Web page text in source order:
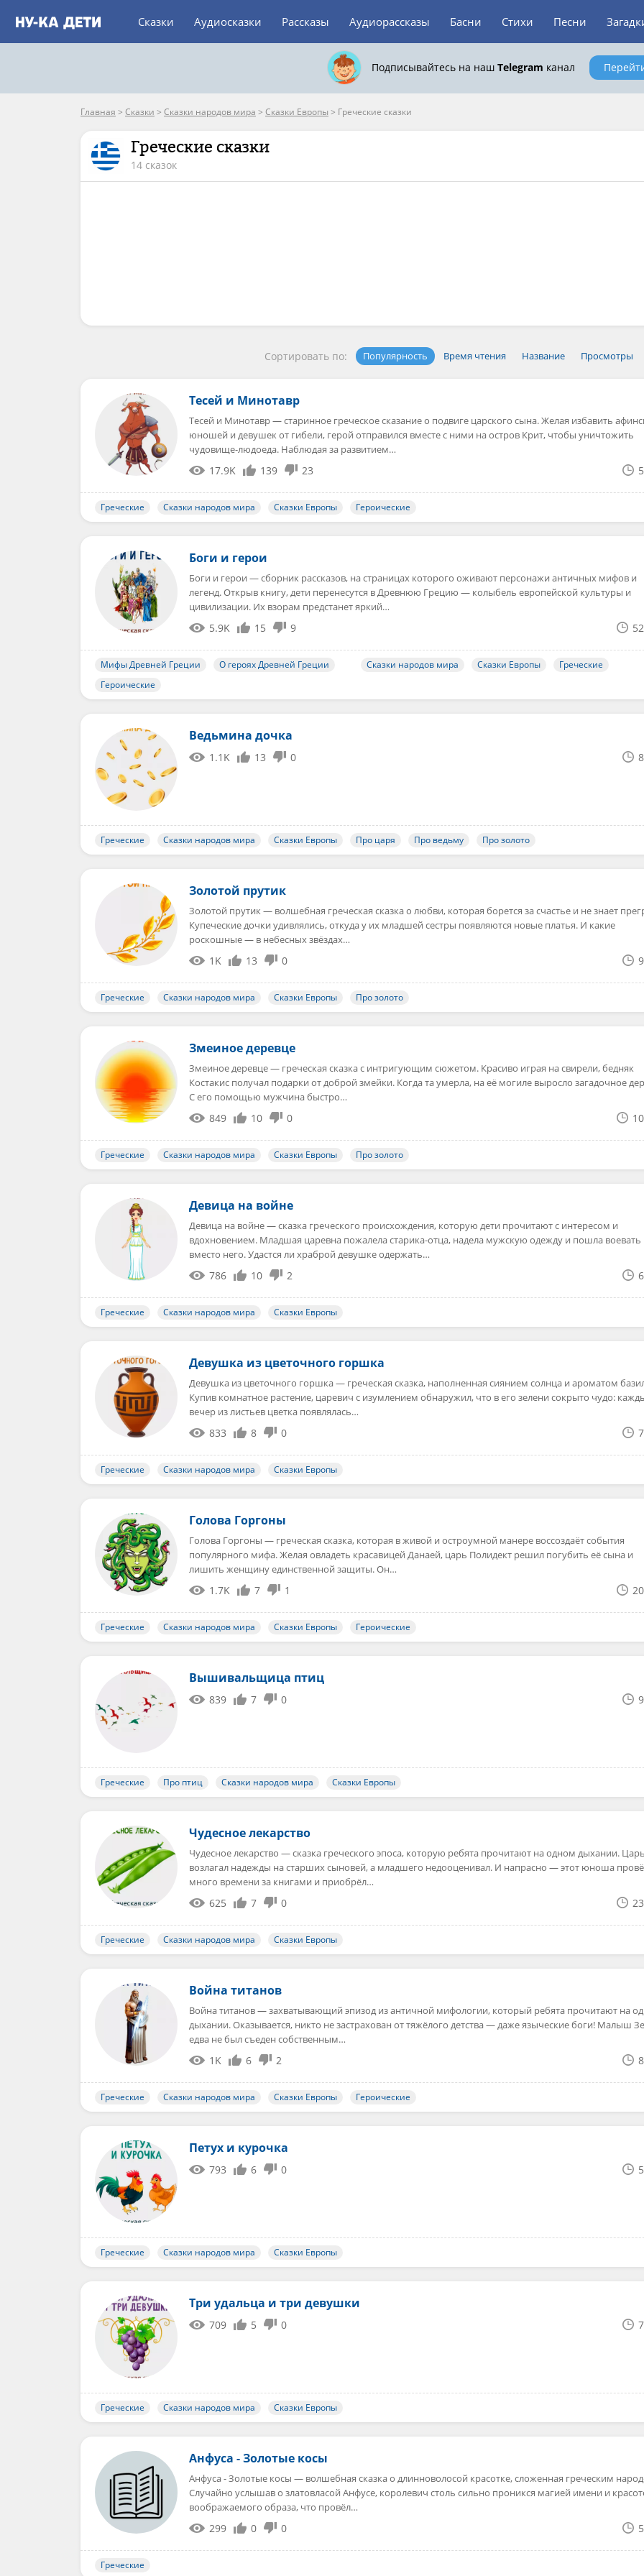
Сказки Аудиосказки Рассказы Аудиорассказы Басни Стихи Песни
Подписывайтесь на наш Telegram канал
Главная > Сказки > Сказки народов мира > Сказки Европы > Греческие сказки
Греческие сказки
14 сказок
Сортировать по: Популярность Время чтения Название Просмотры
Тесей и Минотавр
Тесей и Минотавр — старинное греческое сказание о подвиге царского сына. Желая избавить
юношей и девушек от гибели, герой отправился вместе с ними на остров Крит, чтобы уничтожить
чудовище-людоеда. Наблюдая за развитием…
17.9K 139 23
Греческие Сказки народов мира Сказки Европы Героические
Боги и герои
Боги и герои — сборник рассказов, на страницах которого оживают персонажи античных мифов и
легенд. Открыв книгу, дети перенесутся в Древнюю Грецию — колыбель европейской культуры и
цивилизации. Их взорам предстанет яркий…
5.9K 15 9
Мифы Древней Греции О героях Древней Греции Сказки народов мира Сказки Европы
Греческие
Героические
Ведьмина дочка
1.1K 13 0
Греческие Сказки народов мира Сказки Европы Про царя Про ведьму Про золото
Золотой прутик
Золотой прутик — волшебная греческая сказка о любви, которая борется за счастье и не знает
Купеческие дочки удивлялись, откуда у их младшей сестры появляются новые платья. И какие
роскошные — в небесных звёздах…
1K 13 0
Греческие Сказки народов мира Сказки Европы Про золото
Змеиное деревце
Змеиное деревце — греческая сказка с интригующим сюжетом. Красиво играя на свирели, бедняк
Костакис получал подарки от доброй змейки. Когда та умерла, на её могиле выросло загадочное
С его помощью мужчина быстро…
849 10 0
Греческие Сказки народов мира Сказки Европы Про золото
Девица на войне
Девица на войне — сказка греческого происхождения, которую дети прочитают с интересом и
вдохновением. Младшая царевна пожалела старика-отца, надела мужскую одежду и пошла воевать
вместо него. Удастся ли храброй девушке одержать…
786 10 2
Греческие Сказки народов мира Сказки Европы
Девушка из цветочного горшка
Девушка из цветочного горшка — греческая сказка, наполненная сиянием солнца и ароматом
Купив комнатное растение, царевич с изумлением обнаружил, что в его зелени сокрыто чудо:
вечер из листьев цветка появлялась…
833 8 0
Греческие Сказки народов мира Сказки Европы
Голова Горгоны
Голова Горгоны — греческая сказка, которая в живой и остроумной манере воссоздаёт события
популярного мифа. Желая овладеть красавицей Данаей, царь Полидект решил погубить её сына и
лишить женщину единственной защиты. Он…
1.7K 7 1
Греческие Сказки народов мира Сказки Европы Героические
Вышивальщица птиц
839 7 0
Греческие Про птиц Сказки народов мира Сказки Европы
Чудесное лекарство
Чудесное лекарство — сказка греческого эпоса, которую ребята прочитают на одном дыхании. Царь
возлагал надежды на старших сыновей, а младшего недооценивал. И напрасно — этот юноша
много времени за книгами и приобрёл…
625 7 0
Греческие Сказки народов мира Сказки Европы
Война титанов
Война титанов — захватывающий эпизод из античной мифологии, который ребята прочитают на
дыхании. Оказывается, никто не застрахован от тяжёлого детства — даже языческие боги! Малыш
едва не был съеден собственным…
1K 6 2
Греческие Сказки народов мира Сказки Европы Героические
Петух и курочка
793 6 0
Греческие Сказки народов мира Сказки Европы
Три удальца и три девушки
709 5 0
Греческие Сказки народов мира Сказки Европы
Анфуса - Золотые косы
Анфуса - Золотые косы — волшебная сказка о длинноволосой красотке, сложенная греческим
Случайно услышав о златовласой Анфусе, королевич столь сильно проникся магией имени и
воображаемого образа, что провёл…
299 0 0
Греческие